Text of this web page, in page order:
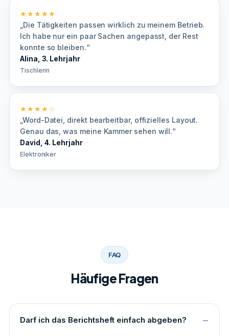
★★★★★
„Die Tätigkeiten passen wirklich zu meinem Betrieb.
Ich habe nur ein paar Sachen angepasst, der Rest
konnte so bleiben.“
Alina, 3. Lehrjahr
Tischlerin
★★★★☆
„Word-Datei, direkt bearbeitbar, offizielles Layout.
Genau das, was meine Kammer sehen will.“
David, 4. Lehrjahr
Elektroniker
FAQ
Häufige Fragen
Darf ich das Berichtsheft einfach abgeben?